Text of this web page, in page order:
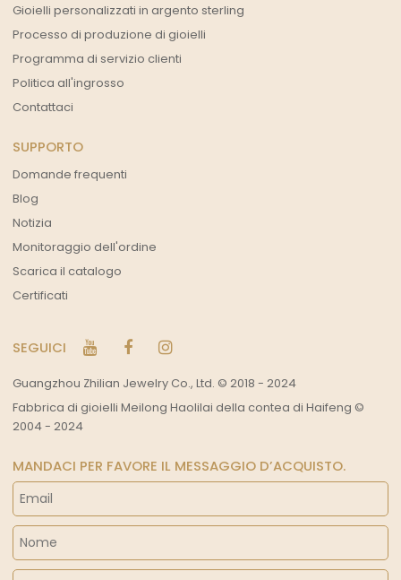
Gioielli personalizzati in argento sterling
Processo di produzione di gioielli
Programma di servizio clienti
Politica all'ingrosso
Contattaci
SUPPORTO
Domande frequenti
Blog
Notizia
Monitoraggio dell'ordine
Scarica il catalogo
Certificati
SEGUICI
Guangzhou Zhilian Jewelry Co., Ltd. © 2018 - 2024
Fabbrica di gioielli Meilong Haolilai della contea di Haifeng ©
2004 - 2024
MANDACI PER FAVORE IL MESSAGGIO D’ACQUISTO.